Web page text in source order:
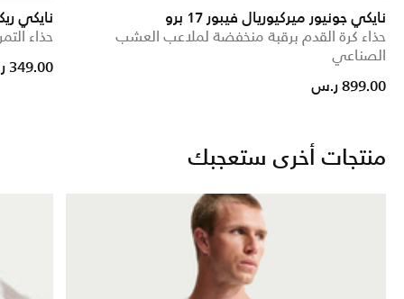
نايكي جونيور ميركيوريال فيبور 17 برو
حذاء كرة القدم برقبة منخفضة لملاعب العشب
الصناعي
899.00 ر.س
نايكي ريكس
حذاء
Price reduced from
to
349.00 ر.س
منتجات أخرى ستعجبك